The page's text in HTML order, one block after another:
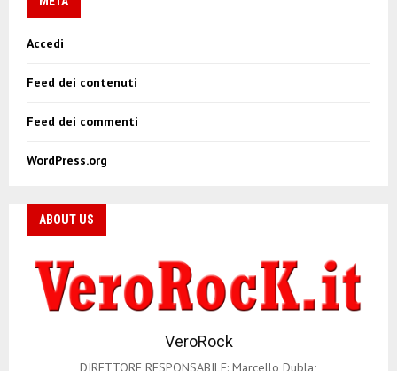
i
a
z
i
e
Accedi
Feed dei contenuti
Feed dei commenti
WordPress.org
ABOUT US
VeroRock
DIRETTORE RESPONSABILE: Marcello Dubla;